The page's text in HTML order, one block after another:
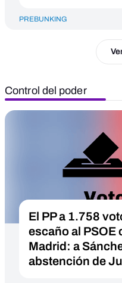
PREBUNKING
Control del poder
El PP a 1.758
escaño al PSOE
Madrid: a
abstención de